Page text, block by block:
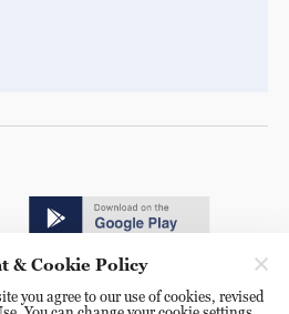
& Cookie Policy
you agree to our use of cookies, revised